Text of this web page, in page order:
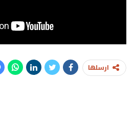
ارسلها